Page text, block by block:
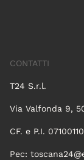
CONTATTI
T24 S.r.l.
Via Valfonda 9,
CF. e P.I.
Pec: